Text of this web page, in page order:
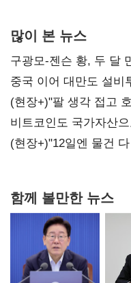
많이 본 뉴스
구광모-젠슨 황, 두 달
중국 이어 대만도 설비
(현장+)"팔 생각 접고
20억 키맞추기
비트코인도 국가자산
숙제
(현장+)"12일엔 물건
함께 볼만한 뉴스